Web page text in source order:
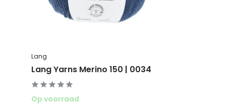
Lang
Lang Yarns Merino 150 | 0034
Op voorraad